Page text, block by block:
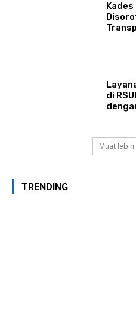
Kades
di
Muat
TRENDING